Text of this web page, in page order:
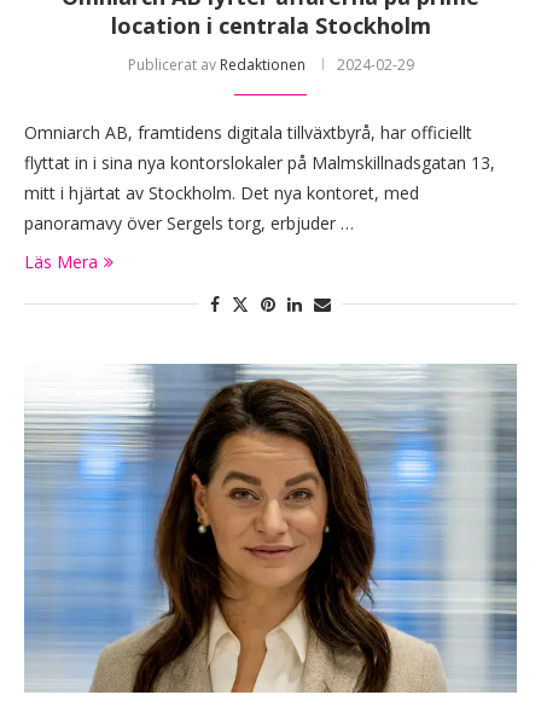
location i centrala Stockholm
Publicerat av Redaktionen 2024-02-29
Omniarch AB, framtidens digitala tillväxtbyrå, har officiellt
flyttat in i sina nya kontorslokaler på Malmskillnadsgatan 13,
mitt i hjärtat av Stockholm. Det nya kontoret, med
panoramavy över Sergels torg, erbjuder …
Läs Mera